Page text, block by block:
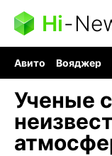
Hi-
Авито Вояджер
Ученые